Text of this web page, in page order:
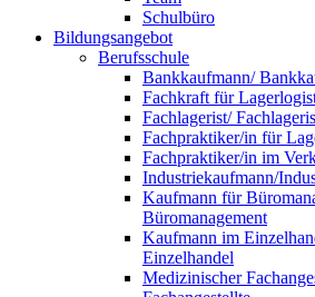
Schulbüro
Bildungsangebot
Berufsschule
Bankkaufmann/
Fachkraft für
Fachlagerist/
Fachpraktiker/in für
Fachpraktiker/in im
Industriekaufmann/
Kaufmann für
Büromanagement
Kaufmann im
Einzelhandel
Medizinischer